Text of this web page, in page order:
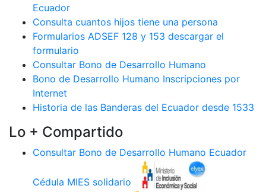
Ecuador
Consulta cuantos hijos tiene una persona
Formularios ADSEF 128 y 153 descargar el
formulario
Consultar Bono de Desarrollo Humano
Bono de Desarrollo Humano Inscripciones por
Internet
Historia de las Banderas del Ecuador desde 1533
Lo + Compartido
Consultar Bono de Desarrollo Humano Ecuador
Cédula MIES solidario